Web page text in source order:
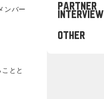
ンバー
とと
PARTNER
INTERVIEW
OTHER